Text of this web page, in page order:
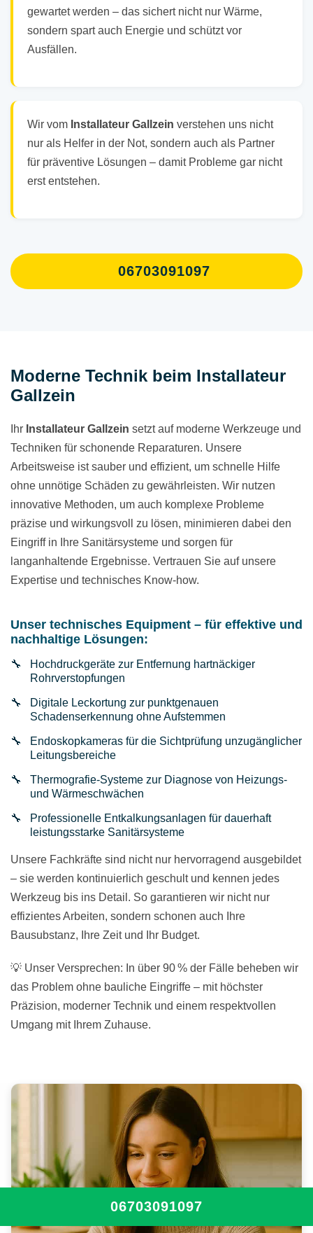
gewartet werden – das sichert nicht nur Wärme,
sondern spart auch Energie und schützt vor
Ausfällen.
Wir vom Installateur Gallzein verstehen uns nicht
nur als Helfer in der Not, sondern auch als Partner
für präventive Lösungen – damit Probleme gar nicht
erst entstehen.
06703091097
Moderne Technik beim Installateur
Gallzein
Ihr Installateur Gallzein setzt auf moderne Werkzeuge und
Techniken für schonende Reparaturen. Unsere
Arbeitsweise ist sauber und effizient, um schnelle Hilfe
ohne unnötige Schäden zu gewährleisten. Wir nutzen
innovative Methoden, um auch komplexe Probleme
präzise und wirkungsvoll zu lösen, minimieren dabei den
Eingriff in Ihre Sanitärsysteme und sorgen für
langanhaltende Ergebnisse. Vertrauen Sie auf unsere
Expertise und technisches Know-how.
Unser technisches Equipment – für effektive und
nachhaltige Lösungen:
Hochdruckgeräte zur Entfernung hartnäckiger
Rohrverstopfungen
Digitale Leckortung zur punktgenauen
Schadenserkennung ohne Aufstemmen
Endoskopkameras für die Sichtprüfung unzugänglicher
Leitungsbereiche
Thermografie-Systeme zur Diagnose von Heizungs-
und Wärmeschwächen
Professionelle Entkalkungsanlagen für dauerhaft
leistungsstarke Sanitärsysteme
Unsere Fachkräfte sind nicht nur hervorragend ausgebildet
– sie werden kontinuierlich geschult und kennen jedes
Werkzeug bis ins Detail. So garantieren wir nicht nur
effizientes Arbeiten, sondern schonen auch Ihre
Bausubstanz, Ihre Zeit und Ihr Budget.
💡 Unser Versprechen: In über 90 % der Fälle beheben wir
das Problem ohne bauliche Eingriffe – mit höchster
Präzision, moderner Technik und einem respektvollen
Umgang mit Ihrem Zuhause.
06703091097